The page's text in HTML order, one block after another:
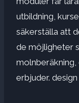
utbildning,
säkerställa att
de möjligheter
erbjuder. design